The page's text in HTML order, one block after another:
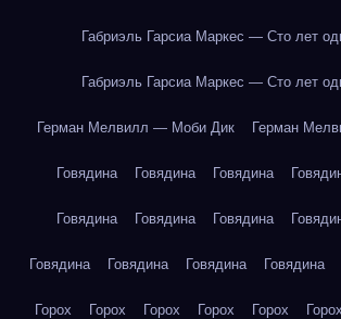
Габриэль Гарсиа Маркес — Сто лет
Габриэль Гарсиа Маркес — Сто лет
Герман Мелвилл — Моби Дик Герман
Говядина Говядина Говядина
Говядина Говядина Говядина
Говядина Говядина Говядина Говядина
Горох Горох Горох Горох Горох Горох